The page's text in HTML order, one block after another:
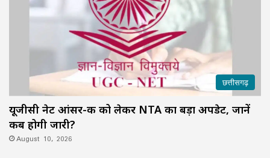
छत्तीसगढ़
यूजीसी नेट आंसर-की को लेकर NTA का बड़ा अपडेट, जानें
कब होगी जारी?
August 10, 2026